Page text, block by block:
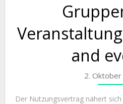
and
2.
Der Nutzungsvertrag nähert